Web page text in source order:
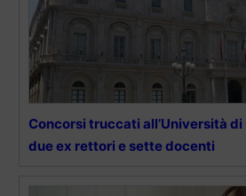
Concorsi truccati all’Università
due ex rettori e sette docenti